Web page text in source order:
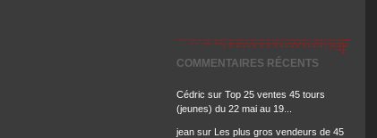
COMMENTAIRES RÉCENTS
Cédric sur Top 25 ventes 45 tours
(jeunes) du 22 mai au 19...
jean sur Les plus gros vendeurs de 45